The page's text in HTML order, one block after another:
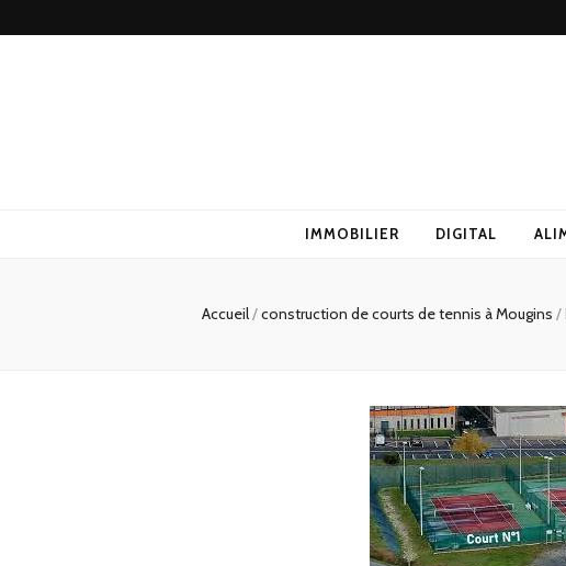
IMMOBILIER DIGITAL
Accueil/construction de courts de tennis à Mougins /